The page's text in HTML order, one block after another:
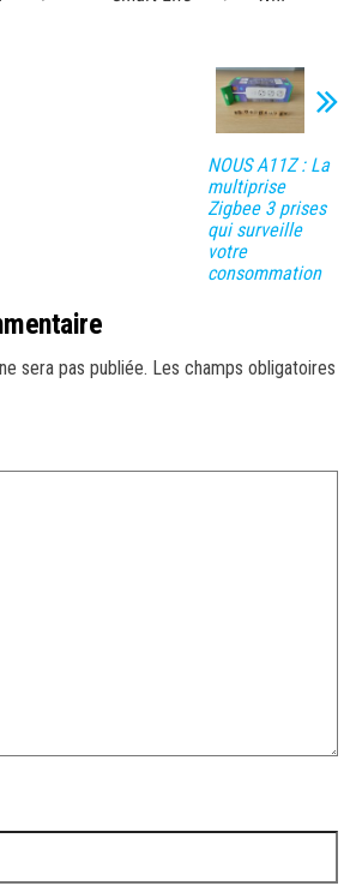
NOUS A11Z : La
multiprise
Zigbee 3 prises
qui surveille
votre
consommation
sera pas publiée. Les champs obligatoires